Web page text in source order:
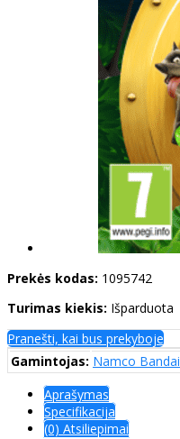
Prekės kodas: 1095742
Turimas kiekis: Išparduota
Pranešti, kai bus prekyboje
Gamintojas: Namco Bandai
Aprašymas
Specifikacija
(0) Atsiliepimai